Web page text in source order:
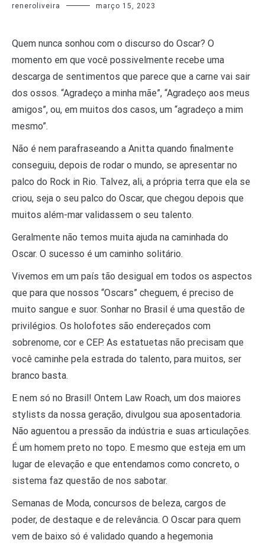
reneroliveira março 15, 2023
Quem nunca sonhou com o discurso do Oscar? O
momento em que você possivelmente recebe uma
descarga de sentimentos que parece que a carne vai sair
dos ossos. “Agradeço a minha mãe”, “Agradeço aos meus
amigos”, ou, em muitos dos casos, um “agradeço a mim
mesmo”.
Não é nem parafraseando a Anitta quando finalmente
conseguiu, depois de rodar o mundo, se apresentar no
palco do Rock in Rio. Talvez, ali, a própria terra que ela se
criou, seja o seu palco do Oscar, que chegou depois que
muitos além-mar validassem o seu talento.
Geralmente não temos muita ajuda na caminhada do
Oscar. O sucesso é um caminho solitário.
Vivemos em um país tão desigual em todos os aspectos
que para que nossos “Oscars” cheguem, é preciso de
muito sangue e suor. Sonhar no Brasil é uma questão de
privilégios. Os holofotes são endereçados com
sobrenome, cor e CEP. As estatuetas não precisam que
você caminhe pela estrada do talento, para muitos, ser
branco basta.
E nem só no Brasil! Ontem Law Roach, um dos maiores
stylists da nossa geração, divulgou sua aposentadoria.
Não aguentou a pressão da indústria e suas articulações.
É um homem preto no topo. E mesmo que esteja em um
lugar de elevação e que entendamos como concreto, o
sistema faz questão de nos sabotar.
Semanas de Moda, concursos de beleza, cargos de
poder, de destaque e de relevância. O Oscar para quem
vem de baixo só é validado quando a hegemonia